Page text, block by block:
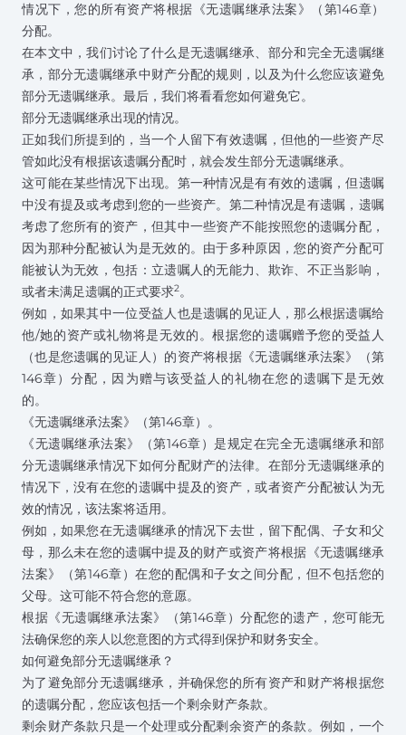
情况下，您的所有资产将根据《无遗嘱继承法案》（第146章）
分配。
在本文中，我们讨论了什么是无遗嘱继承、部分和完全无遗嘱继
承，部分无遗嘱继承中财产分配的规则，以及为什么您应该避免
部分无遗嘱继承。最后，我们将看看您如何避免它。
部分无遗嘱继承出现的情况。
正如我们所提到的，当一个人留下有效遗嘱，但他的一些资产尽
管如此没有根据该遗嘱分配时，就会发生部分无遗嘱继承。
这可能在某些情况下出现。第一种情况是有有效的遗嘱，但遗嘱
中没有提及或考虑到您的一些资产。第二种情况是有遗嘱，遗嘱
考虑了您所有的资产，但其中一些资产不能按照您的遗嘱分配，
因为那种分配被认为是无效的。由于多种原因，您的资产分配可
能被认为无效，包括：立遗嘱人的无能力、欺诈、不正当影响，
或者未满足遗嘱的正式要求2。
例如，如果其中一位受益人也是遗嘱的见证人，那么根据遗嘱给
他/她的资产或礼物将是无效的。根据您的遗嘱赠予您的受益人
（也是您遗嘱的见证人）的资产将根据《无遗嘱继承法案》（第
146章）分配，因为赠与该受益人的礼物在您的遗嘱下是无效
的。
《无遗嘱继承法案》（第146章）。
《无遗嘱继承法案》（第146章）是规定在完全无遗嘱继承和部
分无遗嘱继承情况下如何分配财产的法律。在部分无遗嘱继承的
情况下，没有在您的遗嘱中提及的资产，或者资产分配被认为无
效的情况，该法案将适用。
例如，如果您在无遗嘱继承的情况下去世，留下配偶、子女和父
母，那么未在您的遗嘱中提及的财产或资产将根据《无遗嘱继承
法案》（第146章）在您的配偶和子女之间分配，但不包括您的
父母。这可能不符合您的意愿。
根据《无遗嘱继承法案》（第146章）分配您的遗产，您可能无
法确保您的亲人以您意图的方式得到保护和财务安全。
如何避免部分无遗嘱继承？
为了避免部分无遗嘱继承，并确保您的所有资产和财产将根据您
的遗嘱分配，您应该包括一个剩余财产条款。
剩余财产条款只是一个处理或分配剩余资产的条款。例如，一个